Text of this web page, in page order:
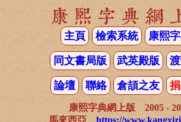
康熙字典網
主頁 檢索系統 康熙
同文書局版 武英殿版
論壇 聯絡 倉頡之友
康熙字典網上版 2005 -
馬來西亞 https://